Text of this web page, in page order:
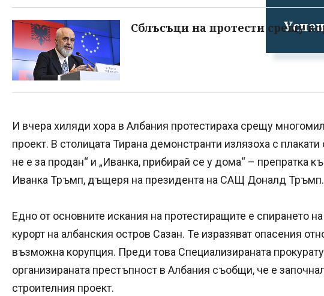
Сблъсъци на протести срещу
И вчера хиляди хора в Албания протестираха срещу
проект. В столицата Тирана демонстранти излязоха с
не е за продан“ и „Иванка, прибирай се у дома“ – препратка
Иванка Тръмп, дъщеря на президента на САЩ Доналд Тръмп.
Едно от основните искания на протестиращите е спирането
курорт на албанския остров Сазан. Те изразяват опасения
възможна корупция. Преди това Специализираната
организираната престъпност в Албания съобщи, че е
строителния проект.